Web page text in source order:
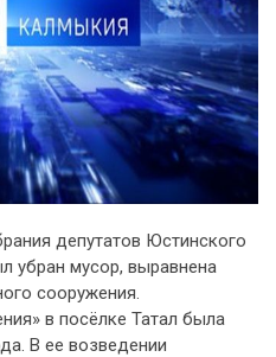
депутатов Юстинского
убран мусор, выравнена
сооружения.
в посёлке Татал была
В ее возведении